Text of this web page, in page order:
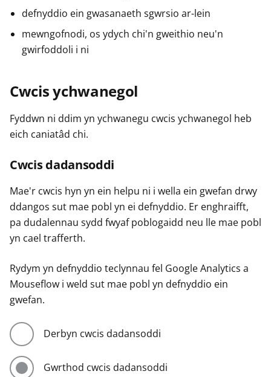
defnyddio ein gwasanaeth sgwrsio ar-lein
mewngofnodi, os ydych chi'n gweithio neu'n
gwirfoddoli i ni
Cwcis ychwanegol
Fyddwn ni ddim yn ychwanegu cwcis ychwanegol heb
eich caniatâd chi.
Cwcis dadansoddi
Mae'r cwcis hyn yn ein helpu ni i wella ein gwefan drwy
ddangos sut mae pobl yn ei defnyddio. Er enghraifft,
pa dudalennau sydd fwyaf poblogaidd neu lle mae pobl
yn cael trafferth.
Rydym yn defnyddio teclynnau fel Google Analytics a
Mouseflow i weld sut mae pobl yn defnyddio ein
gwefan.
Derbyn cwcis dadansoddi
Gwrthod cwcis dadansoddi